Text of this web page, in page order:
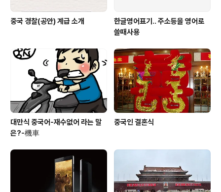
중국 경찰(공안) 계급 소개
한글영어표기.. 주소등을 영어로
쓸때사용
대만식 중국어-재수없어 라는 말
은?-機車
중국인 결혼식